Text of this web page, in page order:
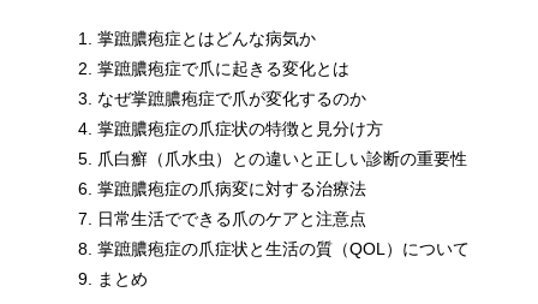
掌蹠膿疱症とはどんな病気か
掌蹠膿疱症で爪に起きる変化とは
なぜ掌蹠膿疱症で爪が変化するのか
掌蹠膿疱症の爪症状の特徴と見分け方
爪白癬（爪水虫）との違いと正しい診断の重要性
掌蹠膿疱症の爪病変に対する治療法
日常生活でできる爪のケアと注意点
掌蹠膿疱症の爪症状と生活の質（QOL）について
まとめ